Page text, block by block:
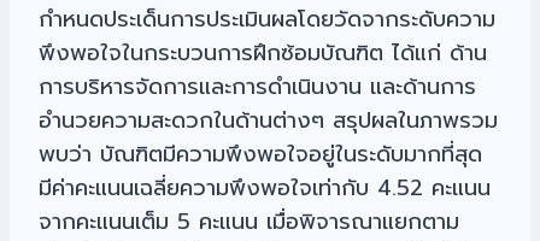
กำหนดประเด็นการประเมินผลโดยวัดจากระดับความ
พึงพอใจในกระบวนการฝึกซ้อมบัณฑิต ได้แก่ ด้าน
การบริหารจัดการและการดำเนินงาน และด้านการ
อำนวยความสะดวกในด้านต่างๆ สรุปผลในภาพรวม
พบว่า บัณฑิตมีความพึงพอใจอยู่ในระดับมากที่สุด
มีค่าคะแนนเฉลี่ยความพึงพอใจเท่ากับ 4.52 คะแนน
จากคะแนนเต็ม 5 คะแนน เมื่อพิจารณาแยกตาม